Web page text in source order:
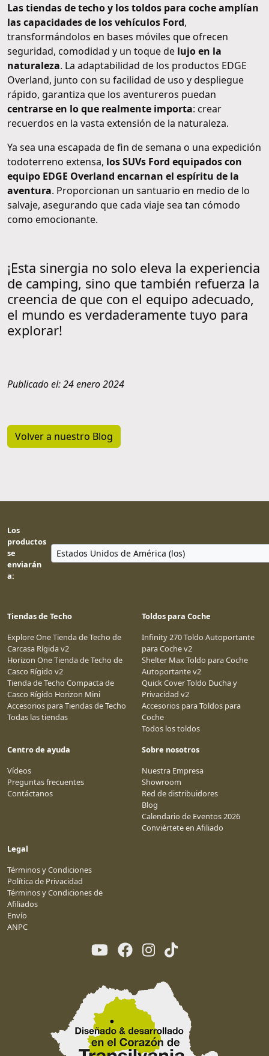
Las tiendas de techo y los toldos para coche amplían
las capacidades de los vehículos Ford,
transformándolos en bases móviles que ofrecen
seguridad, comodidad y un toque de lujo en la
naturaleza. La adaptabilidad de los productos EDGE
Overland, junto con su facilidad de uso y despliegue
rápido, garantiza que los aventureros puedan
centrarse en lo que realmente importa: crear
recuerdos en la vasta extensión de la naturaleza.
Ya sea una escapada de fin de semana o una expedición
todoterreno extensa, los SUVs Ford equipados con
equipo EDGE Overland encarnan el espíritu de la
aventura. Proporcionan un santuario en medio de lo
salvaje, asegurando que cada viaje sea tan cómodo
como emocionante.
¡Esta sinergia no solo eleva la experiencia
de camping, sino que también refuerza la
creencia de que con el equipo adecuado,
el mundo es verdaderamente tuyo para
explorar!
Publicado el: 24 enero 2024
Volver a nuestro Blog
Los
productos
se
enviarán
a:
Tiendas de Techo
Explore One Tienda de Techo de
Carcasa Rígida v2
Horizon One Tienda de Techo de
Casco Rígido v2
Tienda de Techo Compacta de
Casco Rígido Horizon Mini
Accesorios para Tiendas de Techo
Todas las tiendas
Toldos para Coche
Infinity 270 Toldo Autoportante
para Coche v2
Shelter Max Toldo para Coche
Autoportante v2
Quick Cover Toldo Ducha y
Privacidad v2
Accesorios para Toldos para
Coche
Todos los toldos
Centro de ayuda
Vídeos
Preguntas frecuentes
Contáctanos
Sobre nosotros
Nuestra Empresa
Showroom
Red de distribuidores
Blog
Calendario de Eventos 2026
Conviértete en Afiliado
Legal
Términos y Condiciones
Política de Privacidad
Términos y Condiciones de
Afiliados
Envío
ANPC